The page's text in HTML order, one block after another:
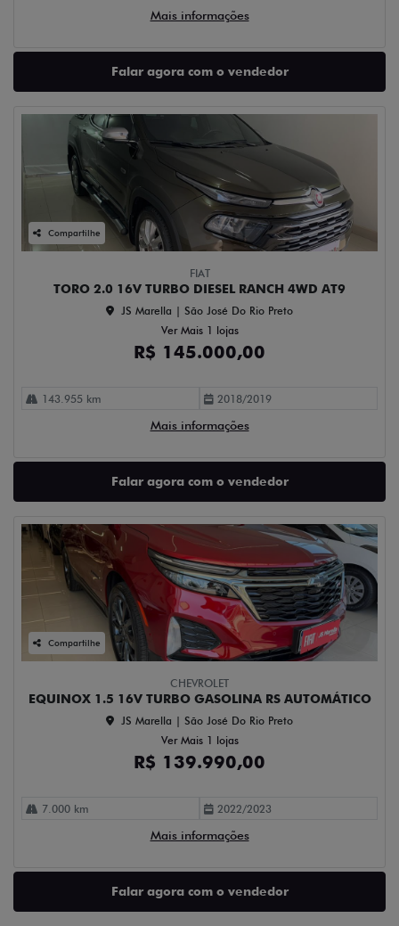
Mais informações
Falar agora com o vendedor
Compartilhe
FIAT
TORO 2.0 16V TURBO DIESEL RANCH 4WD AT9
JS Marella | São José Do Rio Preto
Ver Mais 1 lojas
R$ 145.000,00
143.955 km 2018/2019
Mais informações
Falar agora com o vendedor
Compartilhe
CHEVROLET
EQUINOX 1.5 16V TURBO GASOLINA RS AUTOMÁTICO
JS Marella | São José Do Rio Preto
Ver Mais 1 lojas
R$ 139.990,00
7.000 km 2022/2023
Mais informações
Falar agora com o vendedor